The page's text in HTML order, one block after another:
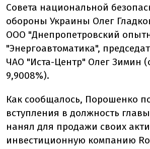
Совета национальной
обороны Украины Олег
ООО "Днепропетровский
"Энергоавтоматика",
ЧАО "Иста-Центр" Олег Зимин
9,9008%).
Как сообщалось, Порошенко
вступления в должность
нанял для продажи своих
инвестиционную компанию